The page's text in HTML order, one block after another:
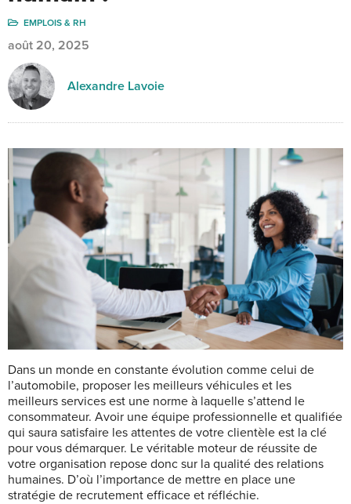
EMPLOIS & RH
août 20, 2025
Alexandre Lavoie
Dans un monde en constante évolution comme celui de
l’automobile, proposer les meilleurs véhicules et les
meilleurs services est une norme à laquelle s’attend le
consommateur. Avoir une équipe professionnelle et qualifiée
qui saura satisfaire les attentes de votre clientèle est la clé
pour vous démarquer. Le véritable moteur de réussite de
votre organisation repose donc sur la qualité des relations
humaines. D’où l’importance de mettre en place une
stratégie de recrutement efficace et réfléchie.